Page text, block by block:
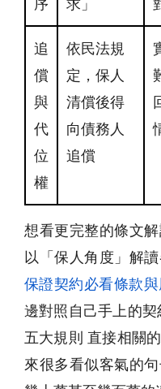
序
求」
追
償
與
代
位
權
依民法規
定，保人
清償後得
向債務人
追償
想看更完整的條文
以「保人角度」解
保證契約必看條款
邊對照自己手上的
五大規則 直接相關
來很多看似客氣的